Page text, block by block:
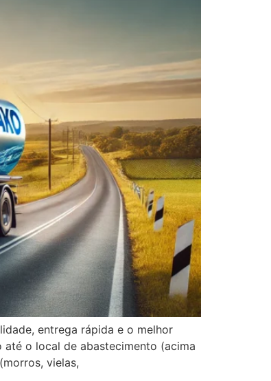
entrega rápida e o melhor
o local de abastecimento (acima
vielas,